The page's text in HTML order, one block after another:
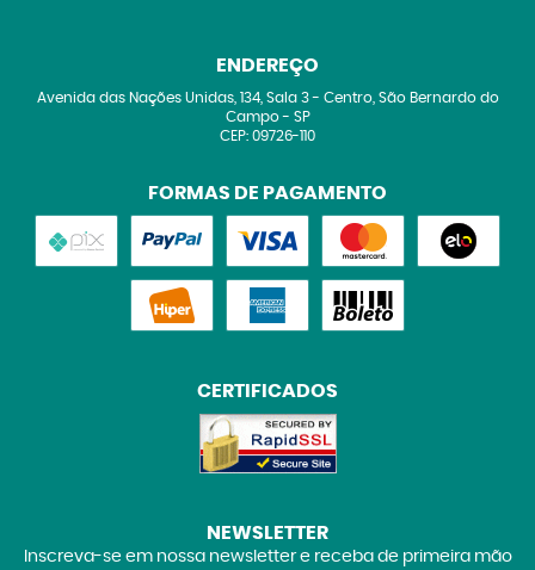
ENDEREÇO
Avenida das Nações Unidas, 134, Sala 3- Centro, São Bernardo do
Campo- SP
CEP: 09726-110
FORMAS DE PAGAMENTO
CERTIFICADOS
NEWSLETTER
Inscreva-se em nossa newsletter e receba de primeira mão